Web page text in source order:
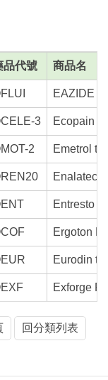
品代號 商品名
EAZIDE
3 Ecopain
2 Emetrol
Enalatec
Entresto
Ergoton F.
Eurodin
Exforge
回分類列表